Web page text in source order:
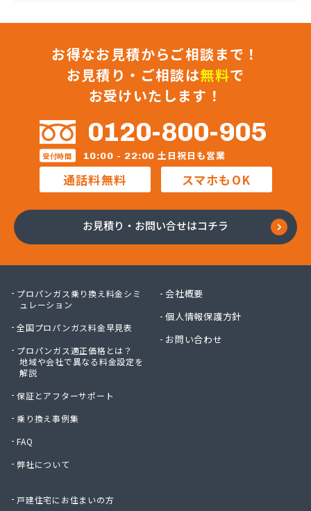
株式会社バンノ
株式会社フジプロ
株式会社フジプロ刈谷営業所
株式会社ホームガス東海
株式会社ホームガス東海 楽田ショップ
株式会社マルエイ名古屋支店
株式会社マルコー
株式会社マルハチ
株式会社マルマン
株式会社ヤマアキ
株式会社よしや商店
株式会社リピックス
株式会社リピックス 春日井センター
株式会社一プロ
株式会社稲藤商店
株式会社稲葉エネクス
株式会社宇佐美プロパン
株式会社下林
株式会社桑原商事
株式会社元久商店
お得なお見積からご相談まで！
お見積り・ご相談は無料で
お受けいたします！
0120-800-905
受付時間 10:00 - 22:00 土日祝日も営業
通話料無料 スマホもOK
お見積り・お問い合せはコチラ
プロパンガス乗り換え料金シミ
ュレーション
全国プロパンガス料金早見表
プロパンガス適正価格とは？
地域や会社で異なる料金設定を
解説
保証とアフターサポート
乗り換え事例集
FAQ
弊社について
戸建住宅にお住まいの方
会社概要
個人情報保護方針
お問い合わせ